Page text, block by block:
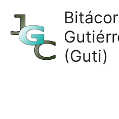
contenido
(Guti)